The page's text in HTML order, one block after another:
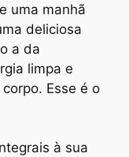
uma manhã
deliciosa
a da
limpa e
Esse é o
à sua